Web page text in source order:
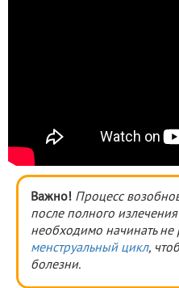
Важно! Процесс
после полного
необходимо начинать не
менструальный цикл,
болезни.